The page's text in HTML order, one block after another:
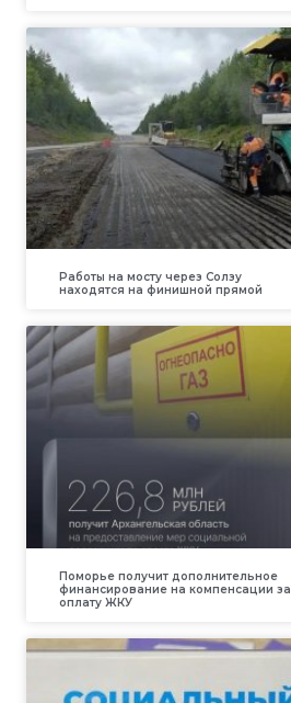
Работы на мосту через Солзу
находятся на финишной прямой
Поморье получит дополнительное
финансирование на компенсации за
оплату ЖКУ